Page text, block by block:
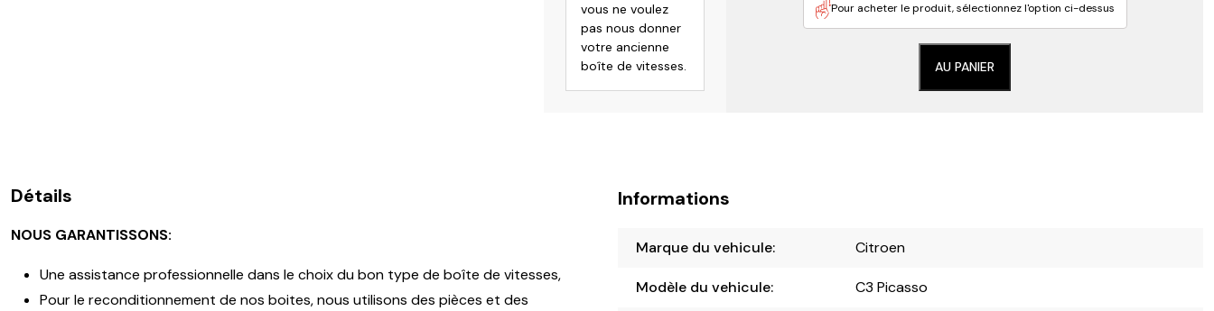
vous ne voulez
pas nous donner
votre ancienne
boîte de vitesses.
Pour acheter le produit, sélectionnez l'option ci-dessus
AU PANIER
Détails
NOUS GARANTISSONS:
Une assistance professionnelle dans le choix du bon type de boîte de vitesses,
Pour le reconditionnement de nos boites, nous utilisons des pièces et des
Informations
Marque du vehicule: Citroen
Modèle du vehicule: C3 Picasso